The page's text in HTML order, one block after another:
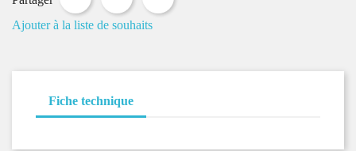
Ajouter à la liste de souhaits
Fiche technique